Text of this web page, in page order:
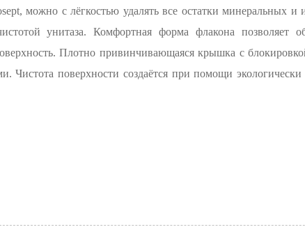
можно с лёгкостью удалять все остатки минеральных и
унитаза. Комфортная форма флакона позволяет
Плотно привинчивающаяся крышка с
Чистота поверхности создаётся при помощи экологически